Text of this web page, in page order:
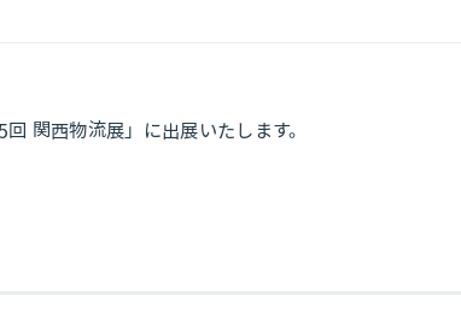
関西物流展」に出展いたします。